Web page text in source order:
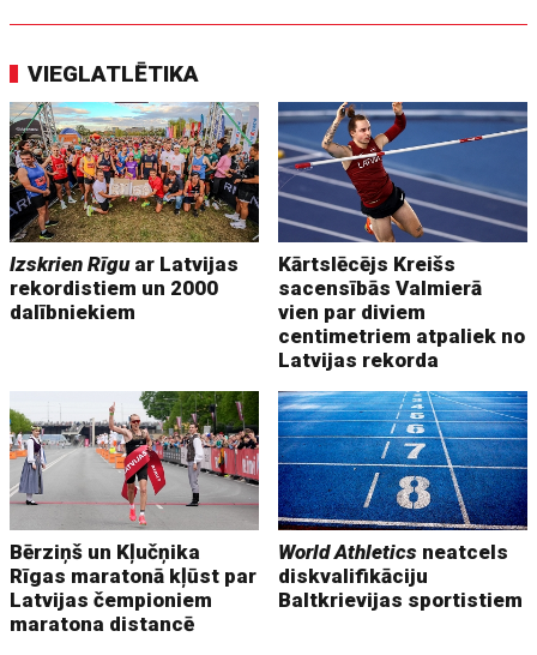
VIEGLATLĒTIKA
Izskrien Rīguar Latvijas
rekordistiem un 2000
dalībniekiem
Kārtslēcējs Kreišs
sacensībās Valmierā
vien par diviem
centimetriem atpaliek no
Latvijas rekorda
Bērziņš un Kļučņika
Rīgas maratonā kļūst par
Latvijas čempioniem
maratona distancē
World Athletics neatcels
diskvalifikāciju
Baltkrievijas sportistiem